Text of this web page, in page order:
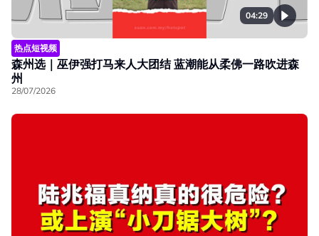
04:29
热点短视频
森州选｜巫伊强打马来人大团结 蓝潮能从柔佛一路吹进森
州
28/07/2026